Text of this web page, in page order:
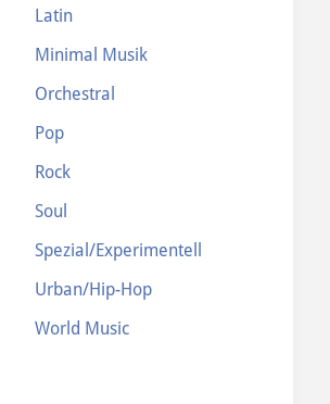
Latin
Minimal Musik
Orchestral
Pop
Rock
Soul
Spezial/Experimentell
Urban/Hip-Hop
World Music